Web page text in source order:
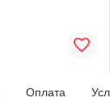
Оплата